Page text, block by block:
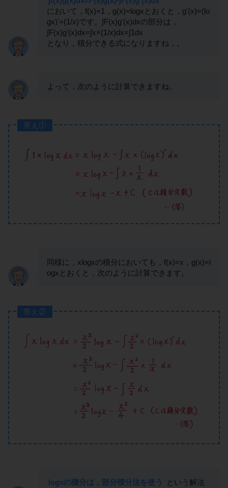
において，f(x)=1，g(x)=logxとおくと，g'(x)=(lo
gx)'=(1/x)です。∫F(x)g'(x)dxの部分は，
∫F(x)g'(x)dx=∫x×(1/x)dx=∫1dx
となり，積分できる式になりますね，。
よって，次のように計算できますね。
答え①
同様に，xlogxの積分においても，f(x)=x，g(x)=l
ogxとおくと，次のように計算できます。
答え②
logxの積分は，部分積分法を使う
という解法